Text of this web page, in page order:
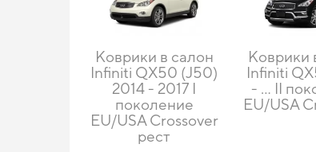
Коврики в салон
Infiniti QX50 (J50)
2014 - 2017 I
поколение
EU/USA Crossover
рест
Коврики
Infiniti
- … II
EU/USA